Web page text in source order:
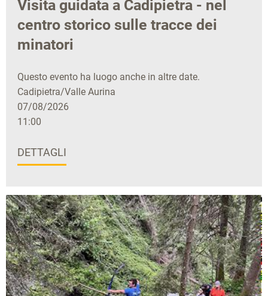
Visita guidata a Cadipietra - nel
centro storico sulle tracce dei
minatori
Questo evento ha luogo anche in altre date.
Cadipietra/Valle Aurina
07/08/2026
11:00
DETTAGLI